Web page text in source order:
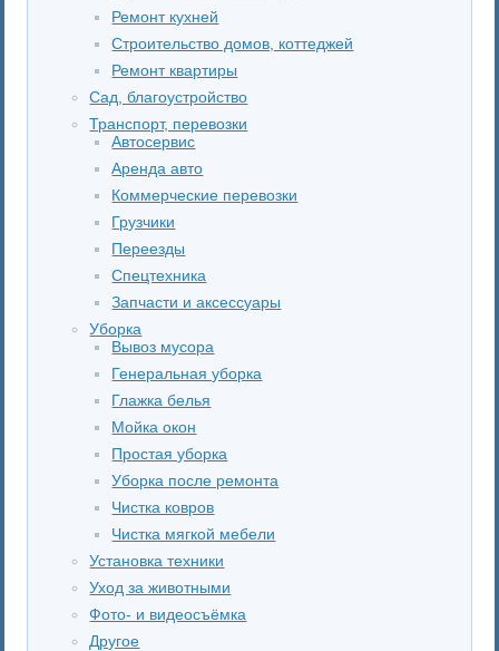
Ремонт кухней
Строительство домов, коттеджей
Ремонт квартиры
Сад, благоустройство
Транспорт, перевозки
Автосервис
Аренда авто
Коммерческие перевозки
Грузчики
Переезды
Спецтехника
Запчасти и аксессуары
Уборка
Вывоз мусора
Генеральная уборка
Глажка белья
Мойка окон
Простая уборка
Уборка после ремонта
Чистка ковров
Чистка мягкой мебели
Установка техники
Уход за животными
Фото- и видеосъёмка
Другое